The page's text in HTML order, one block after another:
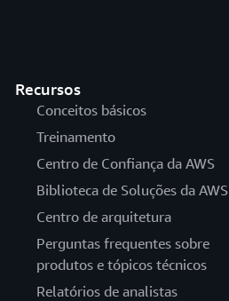
Recursos
Conceitos básicos
Treinamento
Centro de Confiança da AWS
Biblioteca de Soluções da AWS
Centro de arquitetura
Perguntas frequentes sobre
produtos e tópicos técnicos
Relatórios de analistas